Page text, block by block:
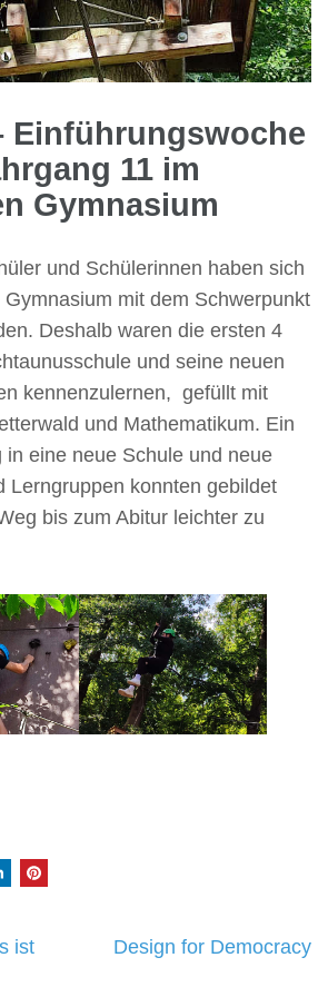
Einführungswoche
11 im
Gymnasium
und Schülerinnen haben sich
mit dem Schwerpunkt
Deshalb waren die ersten 4
und seine neuen
kennenzulernen, gefüllt mit
und Mathematikum. Ein
in eine neue Schule und neue
Lerngruppen konnten gebildet
bis zum Abitur leichter zu
ist
Design for Democracy